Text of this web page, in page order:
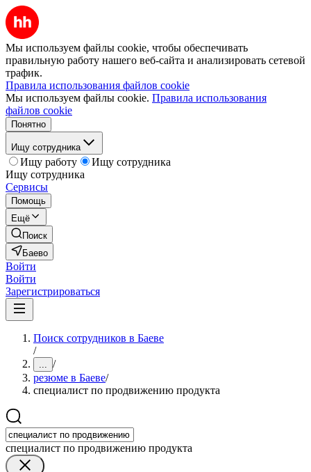
Мы используем файлы cookie, чтобы обеспечивать
правильную работу нашего веб-сайта и анализировать сетевой
трафик.
Правила использования файлов cookie
Мы используем файлы cookie. Правила использования
файлов cookie
Понятно
Ищу сотрудника
Ищу работу
Ищу сотрудника
Ищу сотрудника
Сервисы
Помощь
Ещё
Поиск
Баево
Войти
Войти
Зарегистрироваться
Поиск сотрудников в Баеве
/
... /
резюме в Баеве/
специалист по продвижению продукта
специалист по продвижению продукта